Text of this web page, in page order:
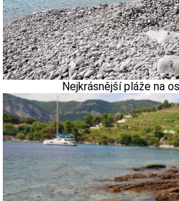
Nejkrásnější pláže na